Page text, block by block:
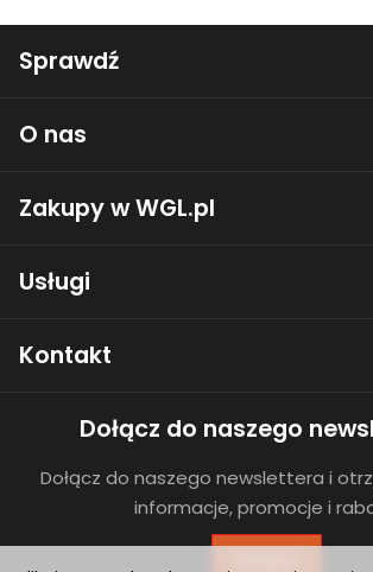
Sprawdź
O nas
Zakupy w WGL.pl
Usługi
Kontakt
Dołącz do naszego
Dołącz do naszego newslettera i
informacje, promocje i